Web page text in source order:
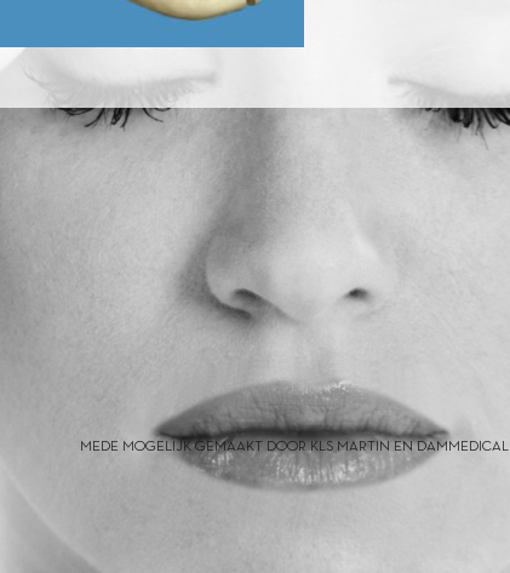
MEDE MOGELIJK GEMAAKT DOOR KLS MARTIN EN DAMMEDICAL